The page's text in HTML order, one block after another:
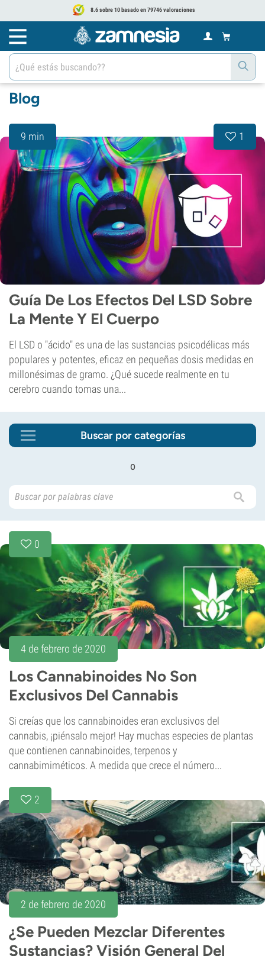
8.6 sobre 10 basado en 79746 valoraciones
Blog
9 min 1
Guía De Los Efectos Del LSD Sobre
La Mente Y El Cuerpo
El LSD o "ácido" es una de las sustancias psicodélicas más
populares y potentes, eficaz en pequeñas dosis medidas en
millonésimas de gramo. ¿Qué sucede realmente en tu
cerebro cuando tomas una...
Buscar por categorías
o
0
4 de febrero de 2020
Los Cannabinoides No Son
Exclusivos Del Cannabis
Si creías que los cannabinoides eran exclusivos del
cannabis, ¡piénsalo mejor! Hay muchas especies de plantas
que contienen cannabinoides, terpenos y
cannabimiméticos. A medida que crece el número...
2
2 de febrero de 2020
¿Se Pueden Mezclar Diferentes
Sustancias? Visión General Del